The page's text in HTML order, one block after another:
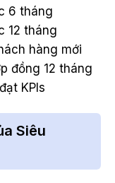
6 tháng
12 tháng
hàng mới
đồng 12 tháng
KPIs
Siêu